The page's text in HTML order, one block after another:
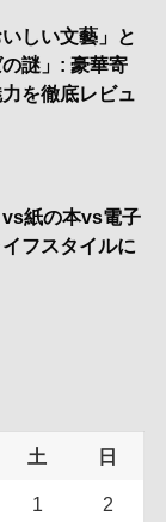
しい文藝」と
の謎」: 豪華寄
を徹底レビュ
紙の本vs電子
フスタイルに
土 日
1 2